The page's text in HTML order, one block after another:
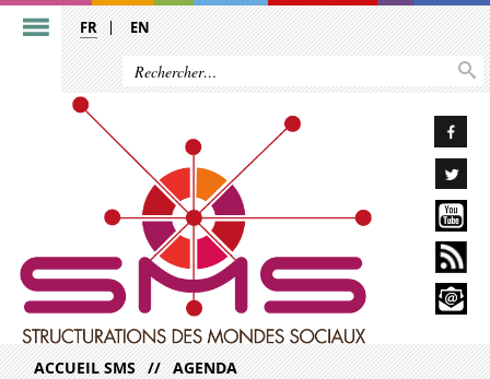
FR EN
ACCUEIL SMS AGENDA